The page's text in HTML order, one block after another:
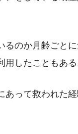
るのか月齢ごと
用したこともあ
あって救われた